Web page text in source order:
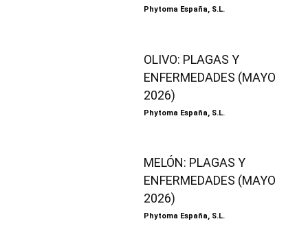
Phytoma España, S.L.
OLIVO: PLAGAS Y
ENFERMEDADES (MAYO
2026)
Phytoma España, S.L.
MELÓN: PLAGAS Y
ENFERMEDADES (MAYO
2026)
Phytoma España, S.L.